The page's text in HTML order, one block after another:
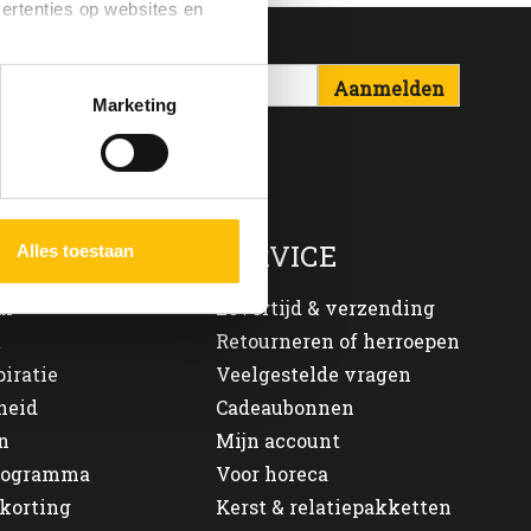
op websites en
kun je specifieker
via het
cookiebeleid
Marketing
Alles toestaan
Aanmelden
SERVICE
Levertijd & verzending
Retourneren of herroepen
Veelgestelde vragen
Cadeaubonnen
Mijn account
Voor horeca
Kerst & relatiepakketten